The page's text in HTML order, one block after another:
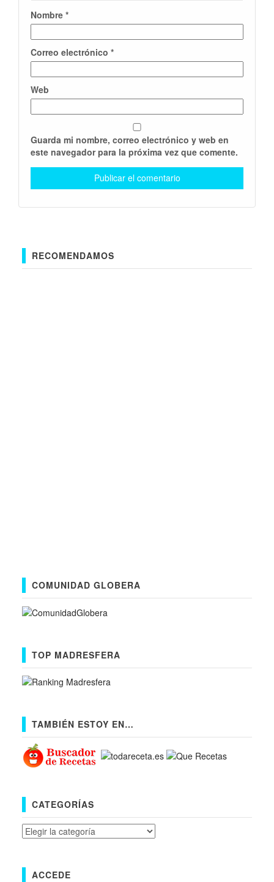
Nombre *
Correo electrónico *
Web
Guarda mi nombre, correo electrónico y web en
este navegador para la próxima vez que comente.
RECOMENDAMOS
COMUNIDAD GLOBERA
TOP MADRESFERA
TAMBIÉN ESTOY EN…
CATEGORÍAS
Categorías
ACCEDE